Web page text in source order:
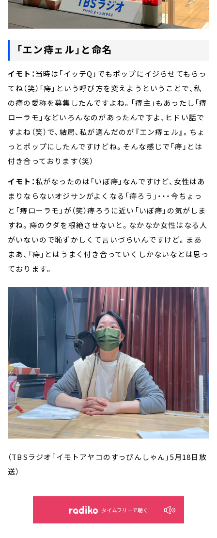
「エン痔ェル」と命名
イモト： 当時は「イッテQ」でもポップにイジらせてもらっ
てね（笑）「痔」という呼び方を変えようということで、私
の痔の愛称を募集したんですよね。「痔主」もあったし「痔
ローラモ」などいろんなのがあったんですよ、ヒドい話で
すよね（笑）で、結局、私が選んだのが『エン痔ェル』。ちょ
っとポップにしたんですけどね。そんな感じで「痔」とは
付き合っております（笑）
イモト：私がなったのは「いぼ痔」なんですけど、女性はあ
まりならないオジサンがよくなる「痔ろう」・・・今ちょっ
と「痔ローラモ」が（笑）痔ろうに近い「いぼ痔」の気がしま
すね。痔のクダを根絶させないと。なかなか女性はなる人
がいないので恥ずかしくて言いづらいんですけど。まあ
まあ、「痔」とはうまく付き合っていくしかないなとは思っ
ております。
（TBSラジオ「イモトアヤコのすっぴんしゃん」5月18日放
送）
タイムフリーで聴く